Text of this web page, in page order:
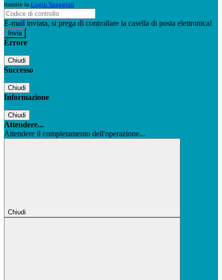
tramite la Login Spaggiari
E-mail inviata, si prega di controllare la casella di posta elettronica!
Errore
Chiudi
Successo
Chiudi
Informazione
Chiudi
Attendere...
Attendere il completamento dell'operazione...
Chiudi